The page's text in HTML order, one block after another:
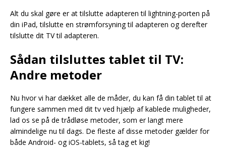
Alt du skal gøre er at tilslutte adapteren til lightning-porten på
din iPad, tilslutte en strømforsyning til adapteren og derefter
tilslutte dit TV til adapteren.
Sådan tilsluttes tablet til TV:
Andre metoder
Nu hvor vi har dækket alle de måder, du kan få din tablet til at
fungere sammen med dit tv ved hjælp af kablede muligheder,
lad os se på de trådløse metoder, som er langt mere
almindelige nu til dags. De fleste af disse metoder gælder for
både Android- og iOS-tablets, så tag et kig!